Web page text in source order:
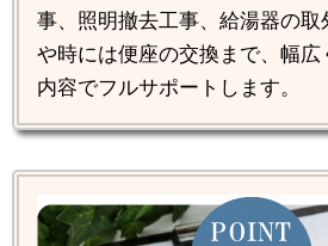
事、照明撤去工事、給湯器の取
や時には便座の交換まで、幅広
内容でフルサポートします。